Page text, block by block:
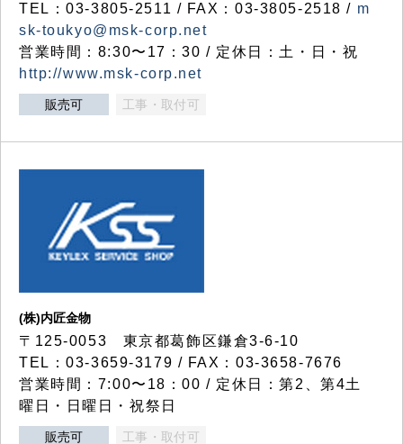
TEL：03-3805-2511 / FAX：03-3805-2518 / m
sk-toukyo@msk-corp.net
営業時間：8:30〜17：30 / 定休日：土・日・祝
http://www.msk-corp.net
販売可 工事・取付可
(株)内匠金物
〒125-0053 東京都葛飾区鎌倉3-6-10
TEL：03-3659-3179 / FAX：03-3658-7676
営業時間：7:00〜18：00 / 定休日：第2、第4土
曜日・日曜日・祝祭日
販売可 工事・取付可